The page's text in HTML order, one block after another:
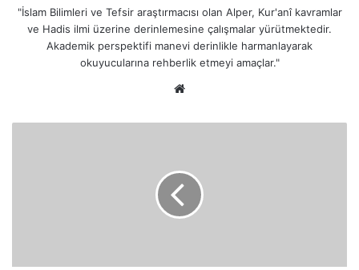
"İslam Bilimleri ve Tefsir araştırmacısı olan Alper, Kur'anî kavramlar
ve Hadis ilmi üzerine derinlemesine çalışmalar yürütmektedir.
Akademik perspektifi manevi derinlikle harmanlayarak
okuyucularına rehberlik etmeyi amaçlar."